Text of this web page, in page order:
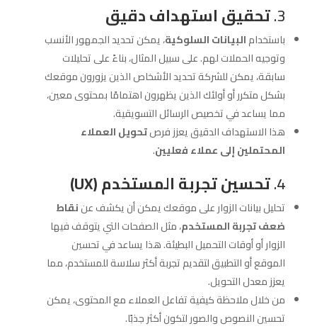
3. تحقيق استهداف دقيق
باستخدامالبيانات السلوكية، يمكن تحديد الجمهور الأنسب
وتوجيه الحملات لهم. على سبيل المثال، بناءً على تحليلات
سابقة، يمكن للشركة تحديد الأشخاص الذين يزورون موقعك
بشكل متكرر أو أولئك الذين يظهرون اهتمامًا بمحتوى معين،
مما يساعد في تخصيص الرسائل التسويقية.
هذا الاستهداف الدقيق يعزز فرصتحويل العملاء
المحتملين إلى عملاء فعليين.
4. تحسين تجربة المستخدم (UX)
تحليل بيانات الزوار على موقعك يمكن أن يكشف عننقاط
ضعف تجربة المستخدم، مثل الصفحات التي يتوقف فيها
الزوار أو أوقات التحميل البطيئة. هذا يساعد في تحسين
الموقع أو التطبيق لتقديم تجربة أكثر سلاسة للمستخدم، مما
يعزز معدل التحويل.
من خلال ملاحظة كيفية تفاعل العملاء مع المحتوى، يمكن
تحسين النصوص والصور لتكون أكثر جذبًا.